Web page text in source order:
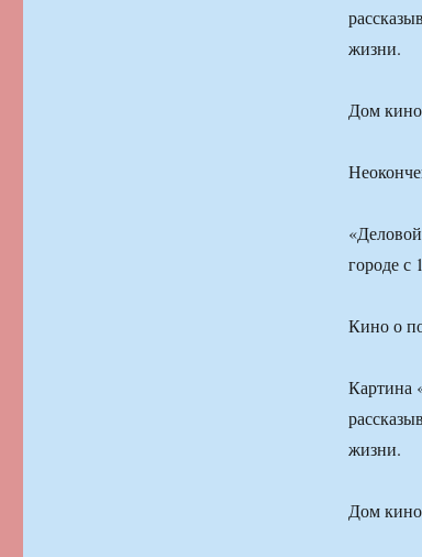
жизни.
Дом
городе с
Кино о
Картина
жизни.
Дом